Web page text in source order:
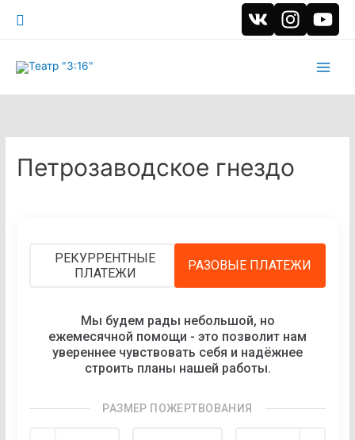
Поиск
Петрозаводское гнездо
РЕКУРРЕНТНЫЕ
ПЛАТЕЖИ
РАЗОВЫЕ ПЛАТЕЖИ
Мы будем рады небольшой, но
ежемесячной помощи - это позволит нам
увереннее чувствовать себя и надёжнее
строить планы нашей работы.
РАЗМЕР ПОЖЕРТВОВАНИЯ